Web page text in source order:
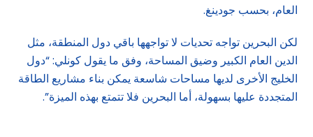
العام، بحسب جودينغ.
لكن البحرين تواجه تحديات لا تواجهها باقي دول المنطقة، مثل
الدين العام الكبير وضيق المساحة، وفق ما يقول كونلي: “دول
الخليج الأخرى لديها مساحات شاسعة يمكن بناء مشاريع الطاقة
المتجددة عليها بسهولة، أما البحرين فلا تتمتع بهذه الميزة”.